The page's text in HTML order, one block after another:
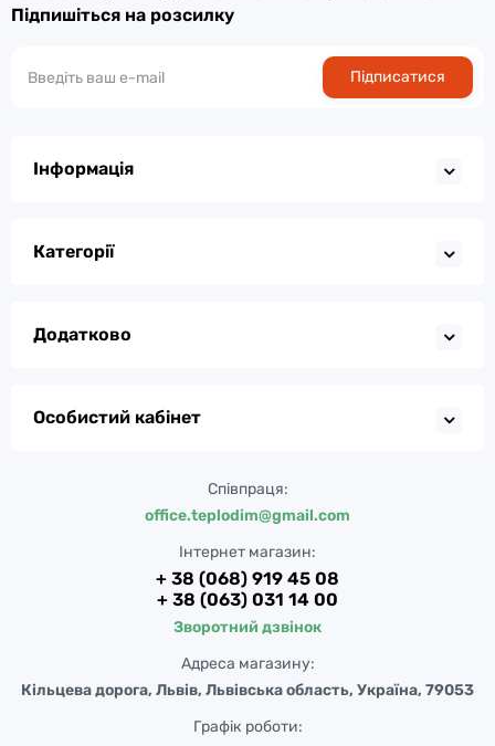
Підпишіться на розсилку
Підписатися
Інформація
Категорії
Додатково
Особистий кабінет
Співпраця:
office.teplodim@gmail.com
Інтернет магазин:
+ 38 (068) 919 45 08
+ 38 (063) 031 14 00
Зворотний дзвінок
Адреса магазину:
Кільцева дорога, Львів, Львівська область, Україна, 79053
Графік роботи: